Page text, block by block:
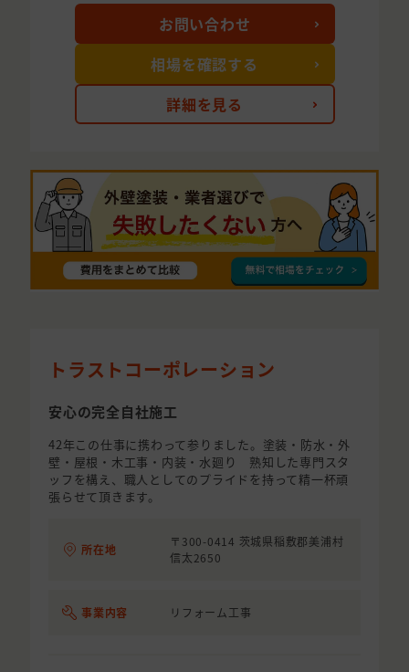
詳細を見る
お問い合わせ
相場を確認する
トラストコーポレーション
安心の完全自社施工
42年この仕事に携わって参りました。塗装・防水・外
壁・屋根・木工事・内装・水廻り 熟知した専門スタ
ッフを構え、職人としてのプライドを持って精一杯頑
張らせて頂きます。
所在地
〒300-0414 茨城県稲敷郡美浦村
信太2650
事業内容 リフォーム工事